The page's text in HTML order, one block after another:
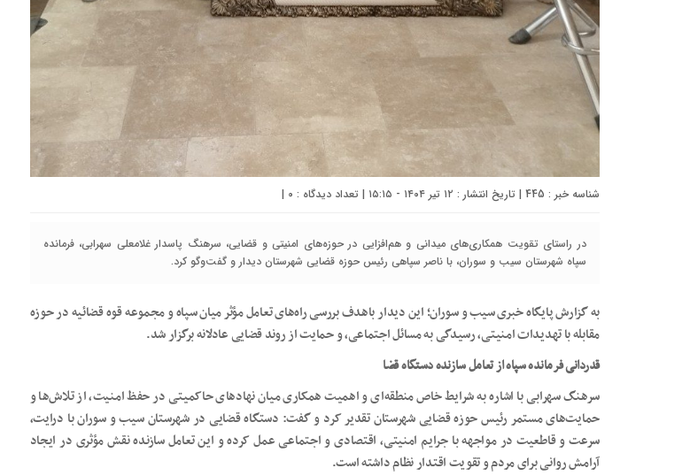
شناسه خبر : 445 | تاریخ انتشار : ۱۲ تیر ۱۴۰۴ - ۱۵:۱۵ | تعداد دیدگاه : ۰ |
در راستای تقویت همکاری‌های میدانی و هم‌افزایی در حوزه‌های امنیتی و قضایی، سرهنگ پاسدار غلامعلی سهرابی، فرمانده
سپاه شهرستان سیب و سوران، با ناصر سپاهی رئیس حوزه قضایی شهرستان دیدار و گفت‌وگو کرد.
به گزارش پایگاه خبری سیب و سوران؛ این دیدار باهدف بررسی راه‌های تعامل مؤثر میان سپاه و مجموعه قوه قضائیه در حوزه
مقابله با تهدیدات امنیتی، رسیدگی به مسائل اجتماعی، و حمایت از روند قضایی عادلانه برگزار شد.
قدردانی فرمانده سپاه از تعامل سازنده دستگاه قضا
سرهنگ سهرابی با اشاره به شرایط خاص منطقه‌ای و اهمیت همکاری میان نهادهای حاکمیتی در حفظ امنیت، از تلاش‌ها و
حمایت‌های مستمر رئیس حوزه قضایی شهرستان تقدیر کرد و گفت: دستگاه قضایی در شهرستان سیب و سوران با درایت،
سرعت و قاطعیت در مواجهه با جرایم امنیتی، اقتصادی و اجتماعی عمل کرده و این تعامل سازنده نقش مؤثری در ایجاد
آرامش روانی برای مردم و تقویت اقتدار نظام داشته است.